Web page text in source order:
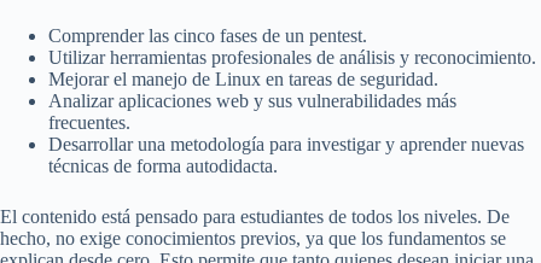
Comprender las cinco fases de un pentest.
Utilizar herramientas profesionales de análisis y reconocimiento.
Mejorar el manejo de Linux en tareas de seguridad.
Analizar aplicaciones web y sus vulnerabilidades más
frecuentes.
Desarrollar una metodología para investigar y aprender nuevas
técnicas de forma autodidacta.
El contenido está pensado para estudiantes de todos los niveles. De
hecho, no exige conocimientos previos, ya que los fundamentos se